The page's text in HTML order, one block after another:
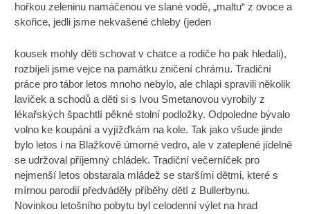
hořkou zeleninu namáčenou ve slané vodě, „maltu“ z ovoce a
skořice, jedli jsme nekvašené chleby (jeden
kousek mohly děti schovat v chatce a rodiče ho pak hledali),
rozbíjeli jsme vejce na památku zničení chrámu. Tradiční
práce pro tábor letos mnoho nebylo, ale chlapi spravili několik
laviček a schodů a děti si s Ivou Smetanovou vyrobily z
lékařských špachtlí pěkné stolní podložky. Odpoledne bývalo
volno ke koupání a vyjížďkám na kole. Tak jako všude jinde
bylo letos i na Blažkově úmorné vedro, ale v zateplené jídelně
se udržoval příjemný chládek. Tradiční večerníček pro
nejmenší letos obstarala mládež se staršími dětmi, které s
mírnou parodií předváděly příběhy dětí z Bullerbynu.
Novinkou letošního pobytu byl celodenní výlet na hrad